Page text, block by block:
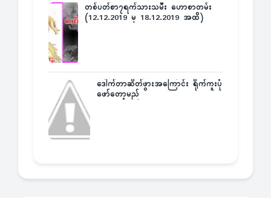
တစ်ပတ်စာ၇ရက်သားသမီး ဟောစာတမ်း
(12.12.2019 မှ 18.12.2019 အထိ)
ဒေါက်တာဆိတ်ဖွားအကြောင်း ရိုက်ကူးပုံ
ဖော်တော့မည်